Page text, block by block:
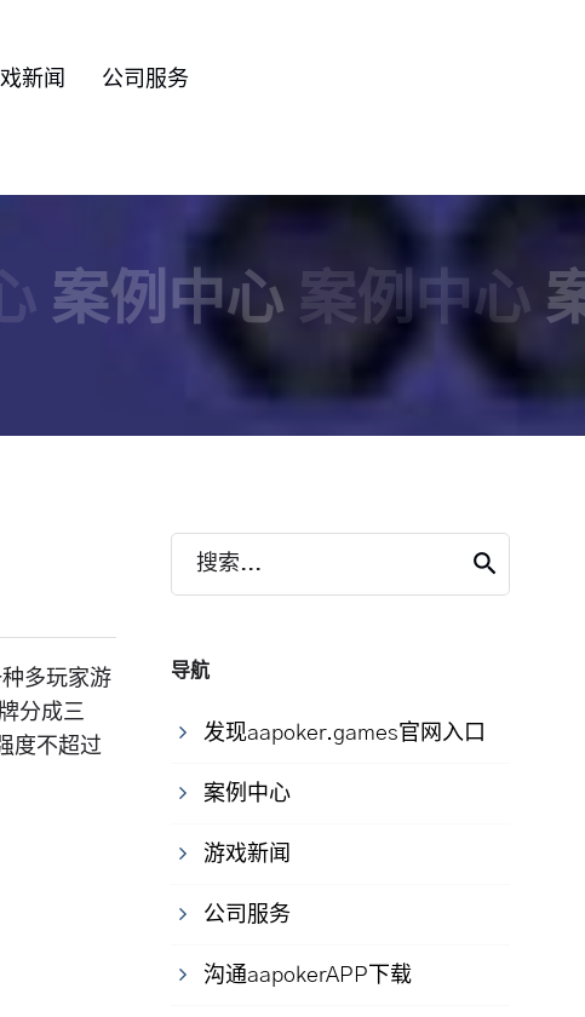
新闻 公司服务
案例中心 案例中心
多玩家游
分成三
度不超过
搜索...
导航
发现aapoker.games官网入口
案例中心
游戏新闻
公司服务
沟通aapokerAPP下载